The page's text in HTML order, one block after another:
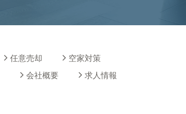
任意売却
空家対策
会社概要
求人情報